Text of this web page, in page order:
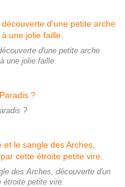
d'une petite arche
une jolie faille.
?
des Arches, découverte d'un
petite vire.